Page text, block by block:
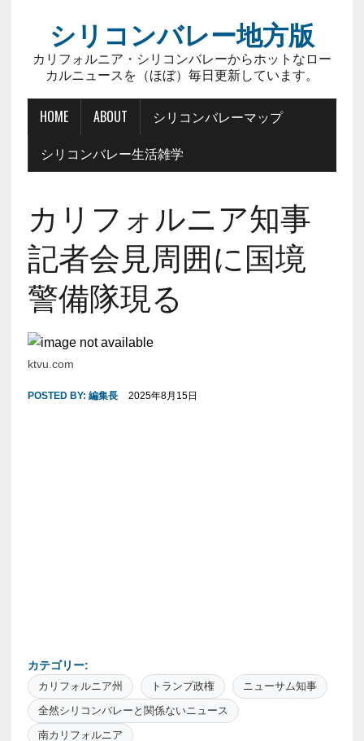
シリコンバレー地方版
カリフォルニア・シリコンバレーからホットなロー
カルニュースを（ほぼ）毎日更新しています。
HOME ABOUT
シリコンバレーマップ
シリコンバレー生活雑学
カリフォルニア知事
記者会見周囲に国境
警備隊現る
ktvu.com
POSTED BY: 編集長 2025年8月15日
カテゴリー:
カリフォルニア州 トランプ政権
ニューサム知事
全然シリコンバレーと関係ないニュース
南カリフォルニア